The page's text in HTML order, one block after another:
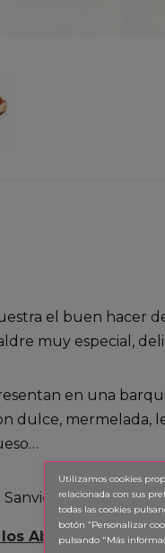
el buen hacer
muy especial,
en una
dulce, mermelada,
Sanvicente, de Living
Abades de
Utilizamos cookies
relacionada con sus
todas las cookies
botón “Personalizar
pulsando "Más